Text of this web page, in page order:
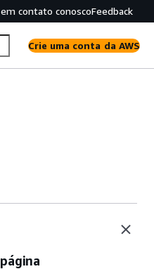
contato conoscoFeedback
Crie uma conta da AWS